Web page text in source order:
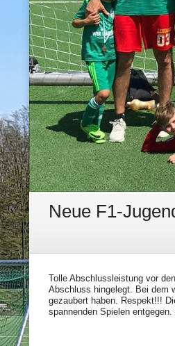
Neue F1-
Tolle Abschlussleistung vor
Abschluss hingelegt. Bei dem
gezaubert haben. Respekt!!!
spannenden Spielen